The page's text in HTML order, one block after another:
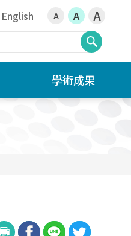
English A A A
學術成果